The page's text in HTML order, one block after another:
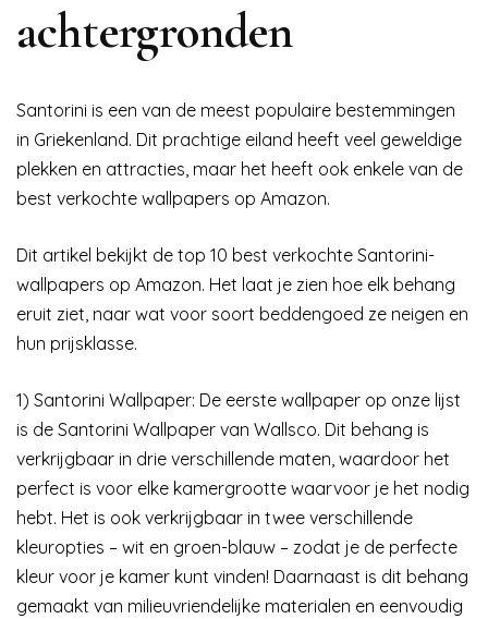
achtergronden
Santorini is een van de meest populaire bestemmingen
in Griekenland. Dit prachtige eiland heeft veel geweldige
plekken en attracties, maar het heeft ook enkele van de
best verkochte wallpapers op Amazon.
Dit artikel bekijkt de top 10 best verkochte Santorini-
wallpapers op Amazon. Het laat je zien hoe elk behang
eruit ziet, naar wat voor soort beddengoed ze neigen en
hun prijsklasse.
1) Santorini Wallpaper: De eerste wallpaper op onze lijst
is de Santorini Wallpaper van Wallsco. Dit behang is
verkrijgbaar in drie verschillende maten, waardoor het
perfect is voor elke kamergrootte waarvoor je het nodig
hebt. Het is ook verkrijgbaar in twee verschillende
kleuropties – wit en groen-blauw – zodat je de perfecte
kleur voor je kamer kunt vinden! Daarnaast is dit behang
gemaakt van milieuvriendelijke materialen en eenvoudig